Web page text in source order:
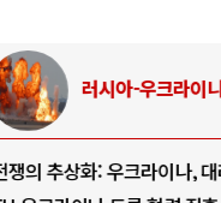
러시아-우크라이
쟁의 추상화: 우크라이나,